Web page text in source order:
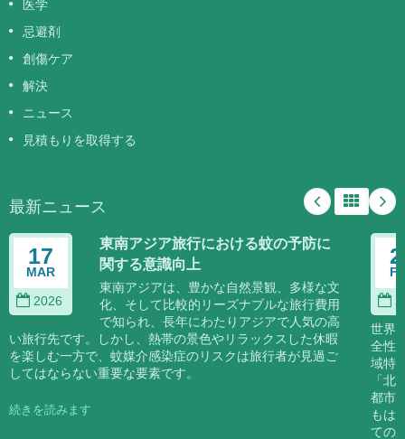
医学
忌避剤
創傷ケア
解決
ニュース
見積もりを取得する
最新ニュース
17
MAR
2026
東南アジア旅行における蚊の予防に
関する意識向上
東南アジアは、豊かな自然景観、多様な文
化、そして比較的リーズナブルな旅行費用
で知られ、長年にわたりアジアで人気の高
い旅行先です。しかし、熱帯の景色やリラックスした休暇
を楽しむ一方で、蚊媒介感染症のリスクは旅行者が見過ご
してはならない重要な要素です。
続きを読みます
世界
全性
域特
「北
都市
もは
ての